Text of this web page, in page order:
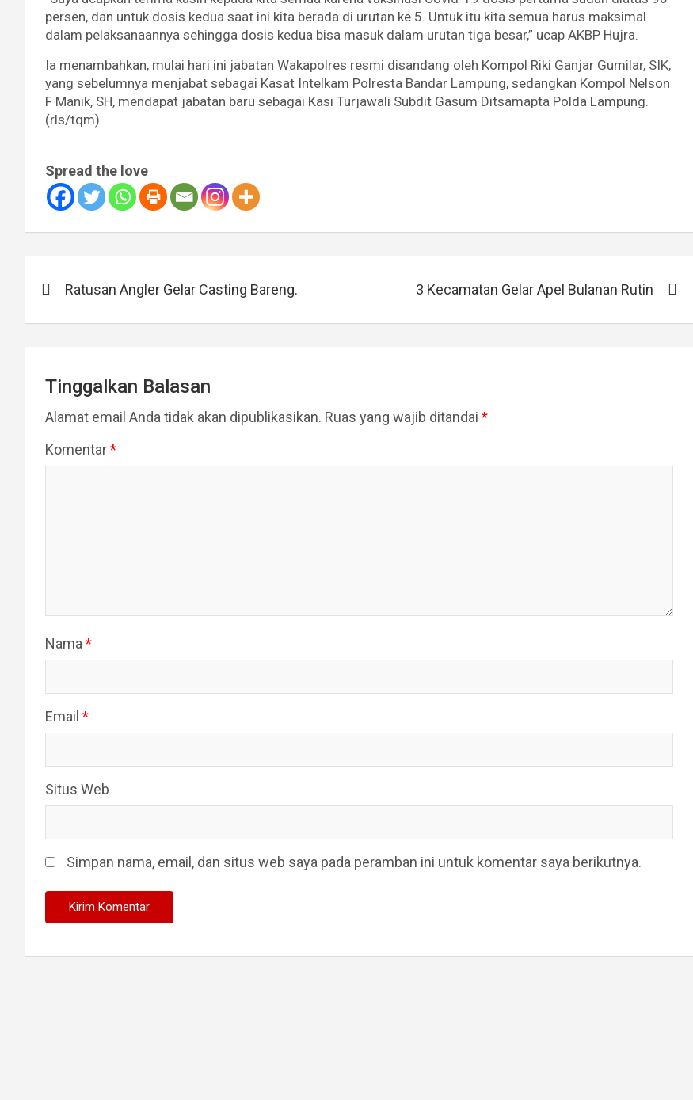
persen, dan untuk dosis kedua saat ini kita berada di urutan ke 5. Untuk itu kita semua harus maksimal
dalam pelaksanaannya sehingga dosis kedua bisa masuk dalam urutan tiga besar,” ucap AKBP Hujra.
Ia menambahkan, mulai hari ini jabatan Wakapolres resmi disandang oleh Kompol Riki Ganjar Gumilar, SIK,
yang sebelumnya menjabat sebagai Kasat Intelkam Polresta Bandar Lampung, sedangkan Kompol Nelson
F Manik, SH, mendapat jabatan baru sebagai Kasi Turjawali Subdit Gasum Ditsamapta Polda Lampung.
(rls/tqm)
Spread the love
pos
Ratusan Angler Gelar Casting Bareng. 3 Kecamatan Gelar Apel Bulanan Rutin
Tinggalkan Balasan
Alamat email Anda tidak akan dipublikasikan. Ruas yang wajib ditandai *
Komentar*
Nama *
Email *
Situs Web
Simpan nama, email, dan situs web saya pada peramban ini untuk komentar saya berikutnya.